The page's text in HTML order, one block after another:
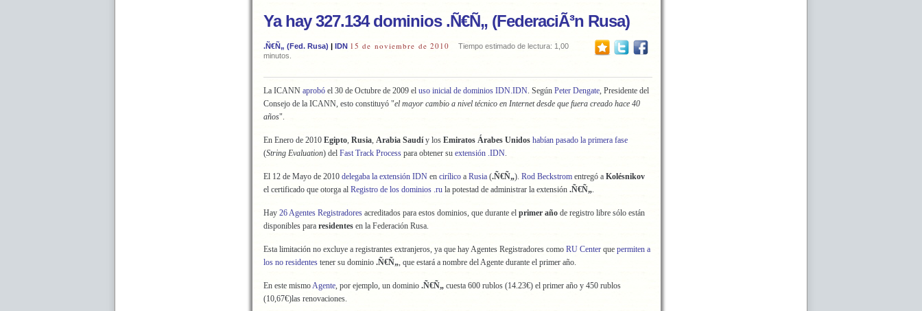
Ya hay 327.134 dominios .Ñ€Ñ„ (FederaciÃ³n Rusa)
.Ñ€Ñ„ (Fed. Rusa) | IDN 15 de noviembre de 2010
Tiempo estimado de lectura: 1,00
minutos.
La ICANN aprobó el 30 de Octubre de 2009 el uso inicial de dominios IDN.IDN. Según Peter Dengate, Presidente del
Consejo de la ICANN, esto constituyó "el mayor cambio a nivel técnico en Internet desde que fuera creado hace 40
años".
En Enero de 2010 Egipto, Rusia, Arabia Saudíy los Emiratos Árabes Unidos habían pasado la primera fase
(String Evaluation) del Fast Track Process para obtener su extensión .IDN.
El 12 de Mayo de 2010 delegaba la extensión IDN en cirílico a Rusia (.Ñ€Ñ„). Rod Beckstrom entregó a Kolésnikov
el certificado que otorga al Registro de los dominios .ru la potestad de administrar la extensión .Ñ€Ñ„.
Hay 26 Agentes Registradores acreditados para estos dominios, que durante el primer año de registro libre sólo están
disponibles para residentes en la Federación Rusa.
Esta limitación no excluye a registrantes extranjeros, ya que hay Agentes Registradores como RU Center que permiten a
los no residentes tener su dominio .Ñ€Ñ„, que estará a nombre del Agente durante el primer año.
En este mismoAgente, por ejemplo, un dominio .Ñ€Ñ„ cuesta 600 rublos (14.23€) el primer año y 450 rublos
(10,67€)las renovaciones.